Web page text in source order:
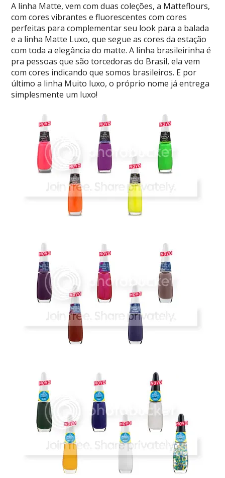
A linha Matte, vem com duas coleções, a Matteflours,
com cores vibrantes e fluorescentes com cores
perfeitas para complementar seu look para a balada
e a linha Matte Luxo, que segue as cores da estação
com toda a elegância do matte. A linha brasileirinha é
pra pessoas que são torcedoras do Brasil, ela vem
com cores indicando que somos brasileiros. E por
último a linha Muito luxo, o próprio nome já entrega
simplesmente um luxo!